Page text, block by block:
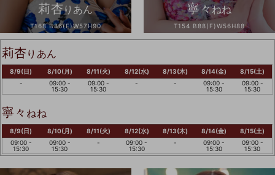
莉杏りあん
T168 B86(E)W57H90
寧々ねね
T154 B88(F)W56H88
莉杏りあん
8/9(日)
-
8/10(月)
09:00 -
15:30
8/11(火)
09:00 -
15:30
8/12(水)
-
8/13(木)
-
8/14(金)
09:00 -
15:30
8/15(土)
09:00 -
15:30
寧々 ねね
8/9(日)
09:00 -
15:30
8/10(月)
09:00 -
15:30
8/11(火)
-
8/12(水)
09:00 -
15:30
8/13(木)
-
8/14(金)
09:00 -
15:30
8/15(土)
09:00 -
15:30